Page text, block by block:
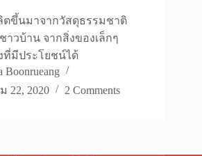
ตขึ้นมาจากวัสดุธรรมชาติ
วบ้าน จากสิ่งของเล็กๆ
ที่มีประโยชน์ได้
Boonrueang
22, 2020 2 Comments